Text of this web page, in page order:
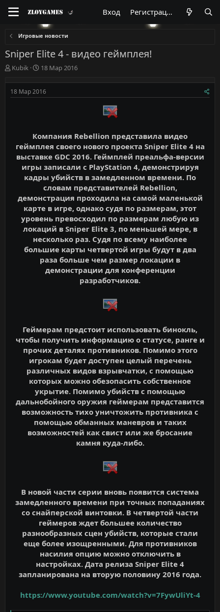
Вход Регистрация
Игровые новости
Sniper Elite 4 - видео геймплея!
А
т
о
Kubik
Д
т
а
л
а
18 Мар 2016
18 Мар 2016
Компания Rebellion представила видео
геймплея своего нового проекта Sniper Elite 4 на
выставке GDC 2016. Геймплей преальфа-версии
игры записали с PlayStation 4, демонстрируя
кадры убийств в замедленном времени. По
словам представителей Rebellion,
демонстрация проходила на самой маленькой
карте в игре, однако судя по размерам, этот
уровень превосходил по размерам любую из
локаций в Sniper Elite 3, по меньшей мере, в
несколько раз. Судя по всему наиболее
большие карты четвертой игры будут в два
раза больше чем размер локации в
демонстрации для конференции
разработчиков.
Геймерам предстоит использовать бинокль,
чтобы получить информацию о статусе, ранге и
прочих деталях противников. Помимо этого
игрокам будет доступен целый перечень
различных видов взрывчатки, с помощью
которых можно обезопасить собственное
укрытие. Помимо убийств с помощью
дальнобойного оружия геймерам представится
возможность тихо уничтожить противника с
помощью обманных маневров и таких
возможностей как свист или же бросание
камня куда-либо.
В новой части серии вновь появится система
замедленного времени при точных попаданиях
со снайперской винтовки. В четвертой части
геймеров ждет большее количество
разнообразных сцен убийств, которые стали
еще более изощренными. Для противников
насилия опцию можно отключить в
настройках. Дата релиза Sniper Elite 4
запланирована на вторую половину 2016 года.
https://www.youtube.com/watch?v=7FywUliYt-4